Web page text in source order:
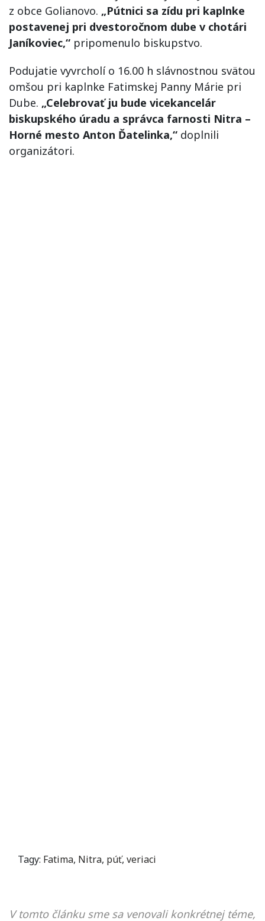
z obce Golianovo. „Pútnici sa zídu pri kaplnke
postavenej pri dvestoročnom dube v chotári
Janíkoviec,“ pripomenulo biskupstvo.
Podujatie vyvrcholí o 16.00 h slávnostnou svätou
omšou pri kaplnke Fatimskej Panny Márie pri
Dube. „Celebrovať ju bude vicekancelár
biskupského úradu a správca farnosti Nitra –
Horné mesto Anton Ďatelinka,“ doplnili
organizátori.
Tagy: Fatima, Nitra, púť, veriaci
V tomto článku sme sa venovali konkrétnej téme,